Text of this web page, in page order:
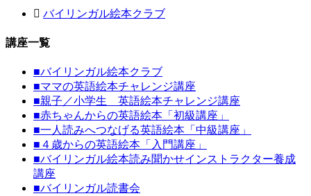
バイリンガル絵本クラブ
講座一覧
■バイリンガル絵本クラブ
■ママの英語絵本チャレンジ講座
■親子／小学生 英語絵本チャレンジ講座
■赤ちゃんからの英語絵本「初級講座」
■一人読みへつなげる英語絵本「中級講座」
■ ４歳からの英語絵本「入門講座」
■バイリンガル絵本読み聞かせインストラクター養成
講座
■バイリンガル読書会